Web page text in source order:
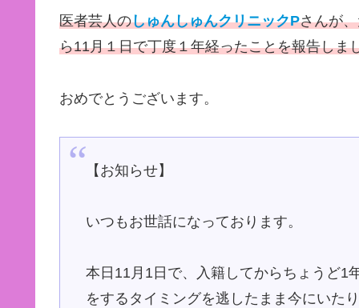
医者芸人のしゅんしゅんクリニックPさんが
ら11月１日で丁度１年経ったことを報告しま
おめでとうございます。
【お知らせ】
いつもお世話になっております。
本日11月1日で、入籍してからちょうど1
をするタイミングを逃したまま今にいた